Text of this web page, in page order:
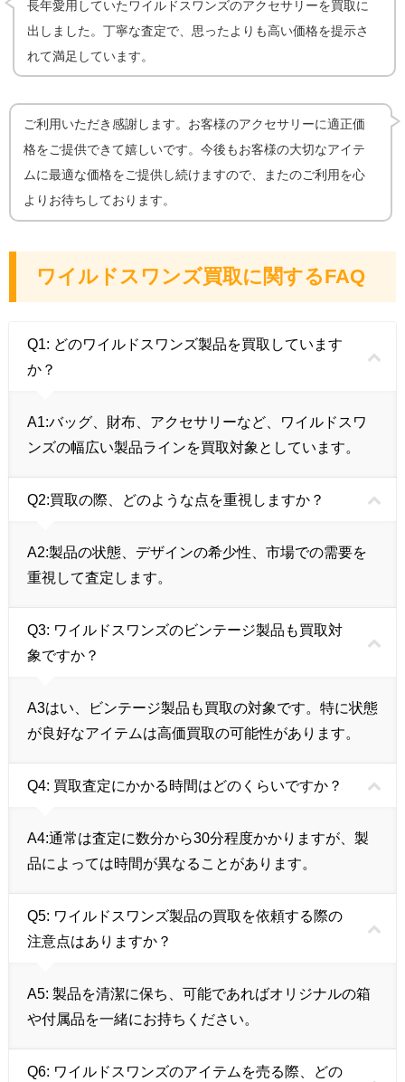
長年愛用していたワイルドスワンズのアクセサリーを買取に
出しました。丁寧な査定で、思ったよりも高い価格を提示さ
れて満足しています。
ご利用いただき感謝します。お客様のアクセサリーに適正価
格をご提供できて嬉しいです。今後もお客様の大切なアイテ
ムに最適な価格をご提供し続けますので、またのご利用を心
よりお待ちしております。
ワイルドスワンズ買取に関するFAQ
Q1: どのワイルドスワンズ製品を買取しています
か？
A1:バッグ、財布、アクセサリーなど、ワイルドスワ
ンズの幅広い製品ラインを買取対象としています。
Q2:買取の際、どのような点を重視しますか？
A2:製品の状態、デザインの希少性、市場での需要を
重視して査定します。
Q3: ワイルドスワンズのビンテージ製品も買取対
象ですか？
A3はい、ビンテージ製品も買取の対象です。特に状態
が良好なアイテムは高価買取の可能性があります。
Q4: 買取査定にかかる時間はどのくらいですか？
A4:通常は査定に数分から30分程度かかりますが、製
品によっては時間が異なることがあります。
Q5: ワイルドスワンズ製品の買取を依頼する際の
注意点はありますか？
A5: 製品を清潔に保ち、可能であればオリジナルの箱
や付属品を一緒にお持ちください。
Q6: ワイルドスワンズのアイテムを売る際、どの